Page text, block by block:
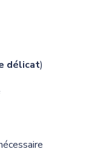
délicat)